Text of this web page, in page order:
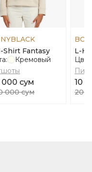
Shirt Fantasy
Кремовый
000 сум
000 сум
L-
10
20